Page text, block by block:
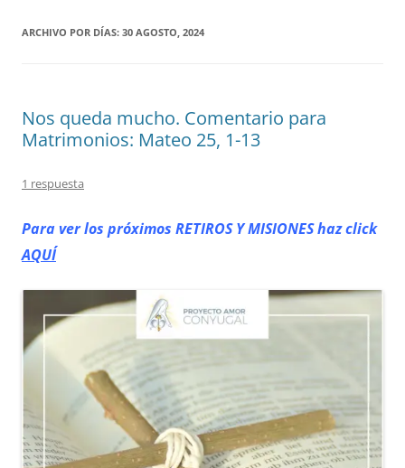
ARCHIVO POR DÍAS: 30 AGOSTO, 2024
Nos queda mucho. Comentario para
Matrimonios: Mateo 25, 1-13
1 respuesta
Para ver los próximos RETIROSY MISIONES haz click
AQUÍ